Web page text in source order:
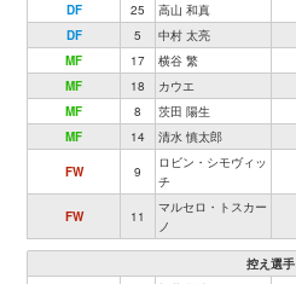
DF
25 高山 和真
DF
5 中村 太亮
MF
17 横谷 繁
MF
18 カウエ
MF
8 茨田 陽生
MF
14 清水 慎太郎
FW 9
ロビン・シモヴィッ
チ
FW 11
マルセロ・トスカー
ノ
控え選手